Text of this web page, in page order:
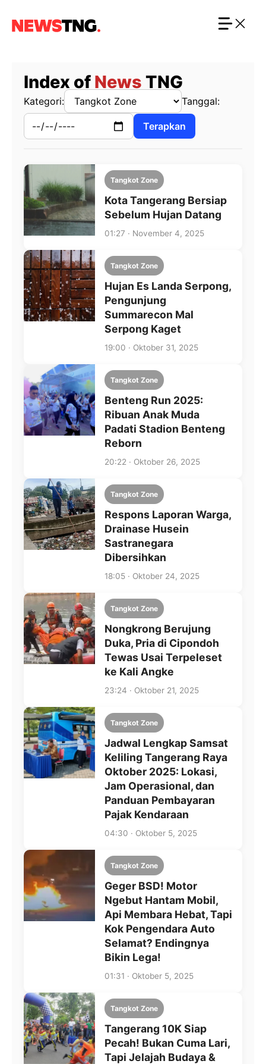
Index ofNews TNG
Kategori: Tanggal:
Terapkan
Tangkot Zone
Kota Tangerang Bersiap
Sebelum Hujan Datang
01:27 · November 4, 2025
Tangkot Zone
Hujan Es Landa Serpong,
Pengunjung
Summarecon Mal
Serpong Kaget
19:00 · Oktober 31, 2025
Tangkot Zone
Benteng Run 2025:
Ribuan Anak Muda
Padati Stadion Benteng
Reborn
20:22 · Oktober 26, 2025
Tangkot Zone
Respons Laporan Warga,
Drainase Husein
Sastranegara
Dibersihkan
18:05 · Oktober 24, 2025
Tangkot Zone
Nongkrong Berujung
Duka, Pria di Cipondoh
Tewas Usai Terpeleset
ke Kali Angke
23:24 · Oktober 21, 2025
Tangkot Zone
Jadwal Lengkap Samsat
Keliling Tangerang Raya
Oktober 2025: Lokasi,
Jam Operasional, dan
Panduan Pembayaran
Pajak Kendaraan
04:30 · Oktober 5, 2025
Tangkot Zone
Geger BSD! Motor
Ngebut Hantam Mobil,
Api Membara Hebat, Tapi
Kok Pengendara Auto
Selamat? Endingnya
Bikin Lega!
01:31 · Oktober 5, 2025
Tangkot Zone
Tangerang 10K Siap
Pecah! Bukan Cuma Lari,
Tapi Jelajah Budaya &